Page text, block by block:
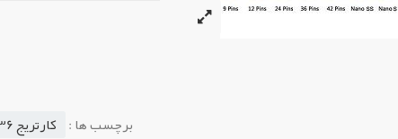
برچسب ها : کارتریج 36سوزنه